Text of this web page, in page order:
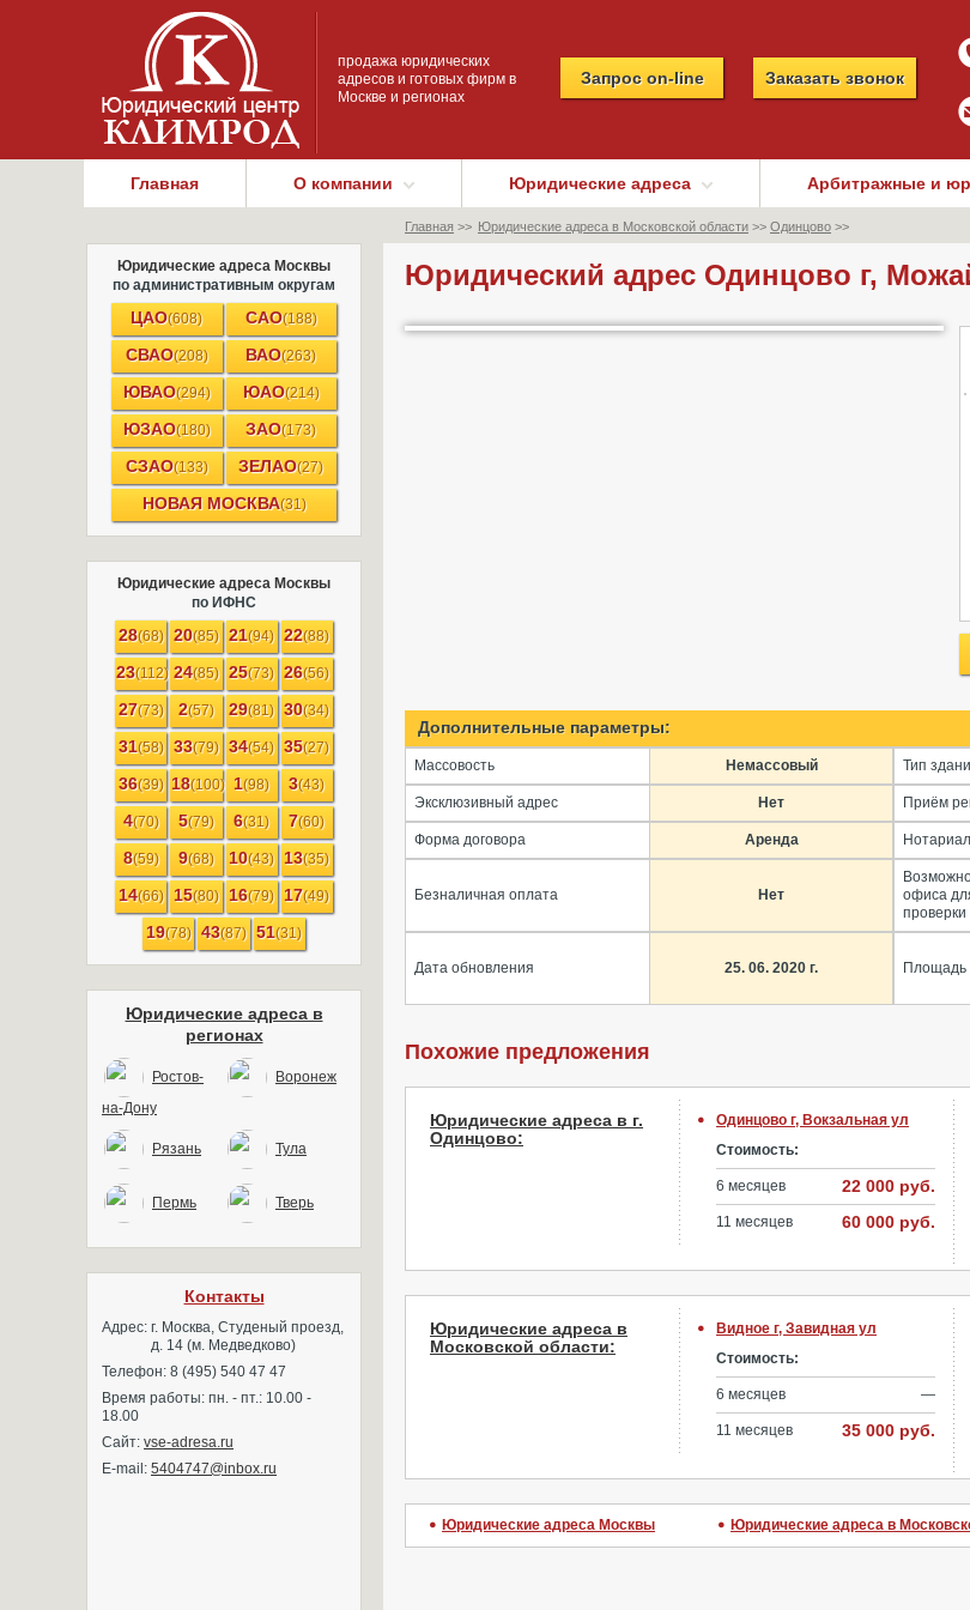
продажа юридических
адресов и готовых фирм в
Москве и регионах
Запрос on-line Заказать звонок
Главная О компании Юридические адреса Арбитражные и
Юридические адреса Москвы
по административным округам
ЦАО(608) САО(188)
СВАО(208) ВАО(263)
ЮВАО(294) ЮАО(214)
ЮЗАО(180) ЗАО(173)
СЗАО(133) ЗЕЛАО(27)
НОВАЯ МОСКВА(31)
Юридические адреса Москвы
по ИФНС
28(68) 20(85) 21(94) 22(88)
23(112) 24(85) 25(73) 26(56)
27(73) 2(57) 29(81) 30(34)
31(58) 33(79) 34(54) 35(27)
36(39) 18(100) 1(98) 3(43)
4(70) 5(79) 6(31) 7(60)
8(59) 9(68) 10(43) 13(35)
14(66) 15(80) 16(79) 17(49)
19(78) 43(87) 51(31)
Юридические адреса в
регионах
Ростов-
на-Дону
Воронеж
Рязань Тула
Пермь Тверь
Контакты
Адрес: г. Москва, Студеный проезд,
д. 14 (м. Медведково)
Телефон: 8 (495) 540 47 47
Время работы: пн. - пт.: 10.00 -
18.00
Сайт: vse-adresa.ru
E-mail: 5404747@inbox.ru
Главная >> Юридические адреса в Московской области >> Одинцово >>
Юридический адрес Одинцово г,
Дополнительные параметры:
Массовость Немассовый Тип
Эксклюзивный адрес Нет Приём
Форма договора Аренда
Безналичная оплата Нет
офиса
проверки
Дата обновления 25. 06. 2020 г. Площадь
Похожие предложения
Юридические адреса в г.
Одинцово:
Одинцово г, Вокзальная ул
Стоимость:
6 месяцев 22 000 руб.
11 месяцев 60 000 руб.
Юридические адреса в
Московской области:
Видное г, Завидная ул
Стоимость:
6 месяцев —
11 месяцев 35 000 руб.
Юридические адреса Москвы Юридические адреса в